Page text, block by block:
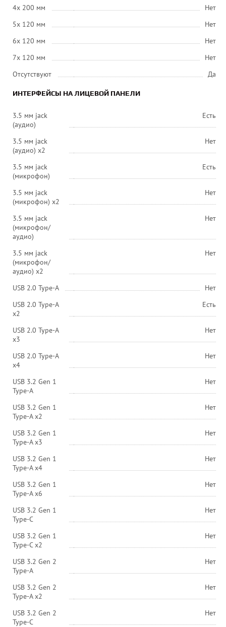
4x 200 мм
Нет
5x 120 мм
Нет
6x 120 мм
Нет
7x 120 мм
Нет
Отсутствуют
Да
ИНТЕРФЕЙСЫ НА ЛИЦЕВОЙ ПАНЕЛИ
3.5 мм jack
(аудио)
Есть
3.5 мм jack
(аудио) х2
Нет
3.5 мм jack
(микрофон)
Есть
3.5 мм jack
(микрофон) х2
Нет
3.5 мм jack
(микрофон/
аудио)
Нет
3.5 мм jack
(микрофон/
аудио) х2
Нет
USB 2.0 Type-A
Нет
USB 2.0 Type-A
х2
Есть
USB 2.0 Type-A
х3
Нет
USB 2.0 Type-A
х4
Нет
USB 3.2 Gen 1
Type-A
Нет
USB 3.2 Gen 1
Type-A x2
Нет
USB 3.2 Gen 1
Type-A x3
Нет
USB 3.2 Gen 1
Type-A x4
Нет
USB 3.2 Gen 1
Type-A x6
Нет
USB 3.2 Gen 1
Type-C
Нет
USB 3.2 Gen 1
Type-C x2
Нет
USB 3.2 Gen 2
Type-A
Нет
USB 3.2 Gen 2
Type-A x2
Нет
USB 3.2 Gen 2
Type-C
Нет